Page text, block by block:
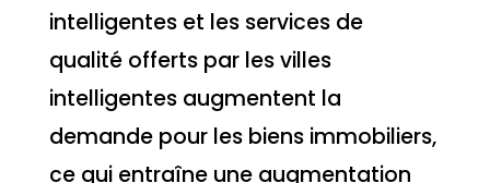
intelligentes et les services de
qualité offerts par les villes
intelligentes augmentent la
demande pour les biens immobiliers,
ce qui entraîne une augmentation